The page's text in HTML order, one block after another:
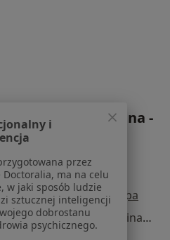
Rodzinna -
29, Piaseczno• Mapa
Brak dostępnych specjalistów z wolnymi terminami w tym centrum medycznym.
i
przez
Doctoralia, ma na celu
w jaki sposób ludzie
sztucznej inteligencji
dobrostanu
psychicznego.